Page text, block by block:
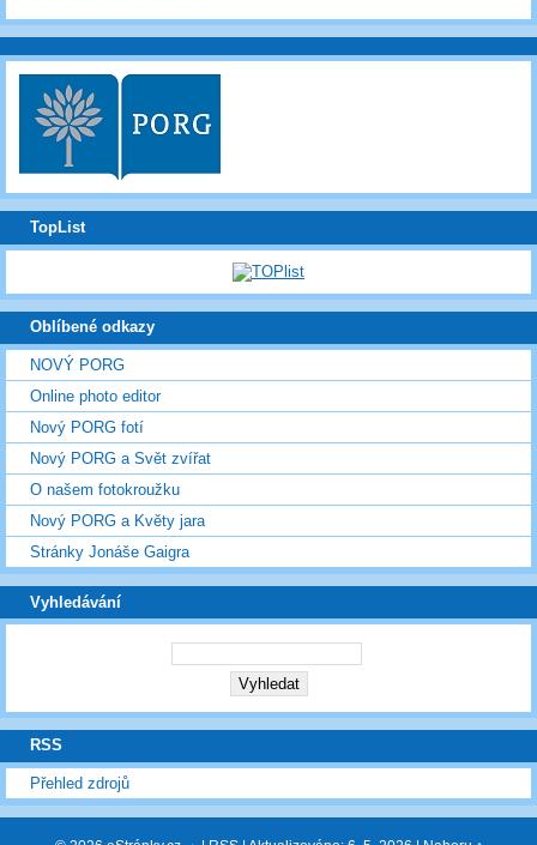
TopList
Oblíbené odkazy
NOVÝ PORG
Online photo editor
Nový PORG fotí
Nový PORG a Svět zvířat
O našem fotokroužku
Nový PORG a Květy jara
Stránky Jonáše Gaigra
Vyhledávání
RSS
Přehled zdrojů